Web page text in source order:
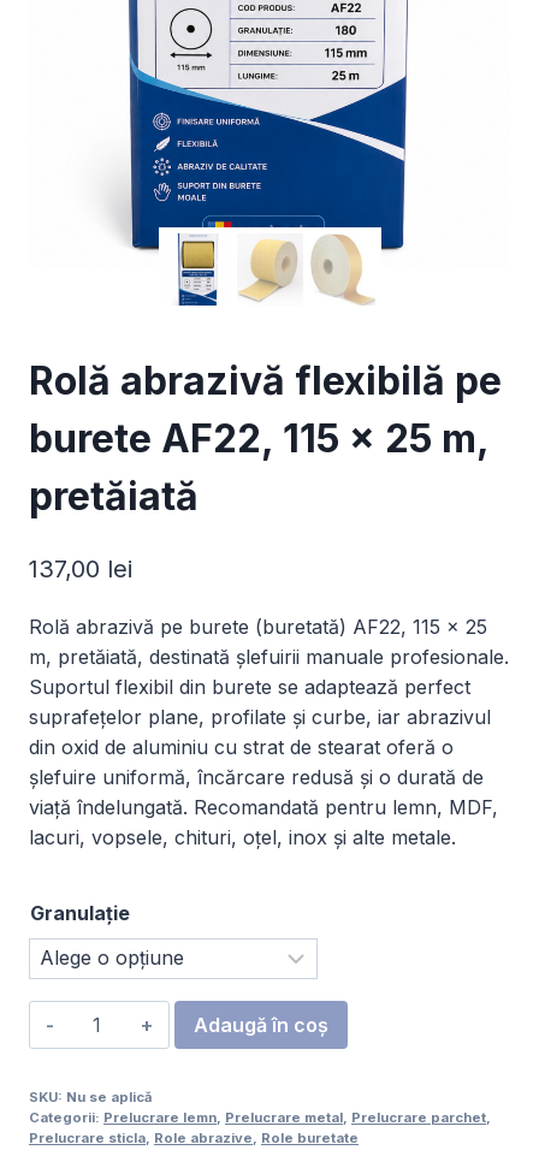
Rolă abrazivă flexibilă pe
burete AF22, 115 × 25 m,
pretăiată
137,00 lei
Rolă abrazivă pe burete (buretată) AF22, 115 × 25
m, pretăiată, destinată șlefuirii manuale profesionale.
Suportul flexibil din burete se adaptează perfect
suprafețelor plane, profilate și curbe, iar abrazivul
din oxid de aluminiu cu strat de stearat oferă o
șlefuire uniformă, încărcare redusă și o durată de
viață îndelungată. Recomandată pentru lemn, MDF,
lacuri, vopsele, chituri, oțel, inox și alte metale.
Granulație
Cantitate
Rolă
flexibilă
pe
Adaugă în coș
SKU: Nu se aplică
Categorii: Prelucrare lemn, Prelucrare metal, Prelucrare parchet,
Prelucrare sticla, Role abrazive, Role buretate